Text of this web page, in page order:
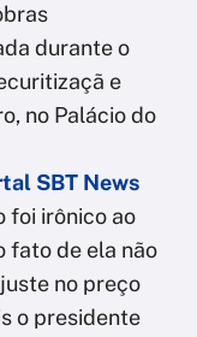
durante o
e
no Palácio do
SBT News
foi irônico ao
fato de ela não
no preço
o presidente